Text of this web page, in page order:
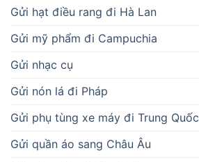
Gửi hạt điều rang đi Hà Lan
Gửi mỹ phẩm đi Campuchia
Gửi nhạc cụ
Gửi nón lá đi Pháp
Gửi phụ tùng xe máy đi Trung Quốc
Gửi quần áo sang Châu Âu